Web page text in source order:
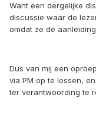
Want een dergelijke
discussie waar de
omdat ze de
Dus van mij een
via PM op te lossen,
ter verantwoording te